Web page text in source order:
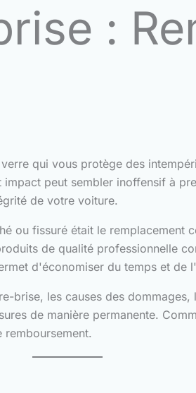
:
qui vous protège des
peut sembler inoffensif à
de votre voiture.
ou fissuré était le remplacement
de qualité professionnelle
d'économiser du temps et de
brise, les causes des
de manière permanente.